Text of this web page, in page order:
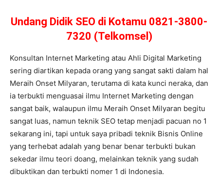
Undang Didik SEO di Kotamu 0821-3800-
7320 (Telkomsel)
Konsultan Internet Marketing atau Ahli Digital Marketing
sering diartikan kepada orang yang sangat sakti dalam hal
Meraih Onset Milyaran, terutama di kata kunci neraka, dan
ia terbukti menguasai ilmu Internet Marketing dengan
sangat baik, walaupun ilmu Meraih Onset Milyaran begitu
sangat luas, namun teknik SEO tetap menjadi pacuan no 1
sekarang ini, tapi untuk saya pribadi teknik Bisnis Online
yang terhebat adalah yang benar benar terbukti bukan
sekedar ilmu teori doang, melainkan teknik yang sudah
dibuktikan dan terbukti nomer 1 di Indonesia.